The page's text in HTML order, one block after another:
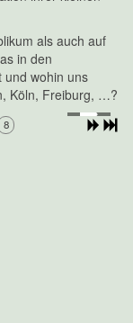
als auch auf
in den
und wohin uns
Köln, Freiburg, …?
8